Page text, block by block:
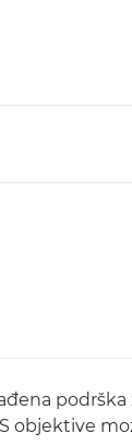
podrška
S objektive